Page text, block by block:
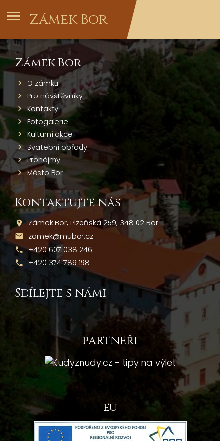
Zámek Bor
Zámek Bor
O zámku
Pro návštěvníky
Kontakty
Fotogalerie
Kulturní akce
Svatební obřady
Pronájmy
Město Bor
Kontaktujte nás
Zámek Bor, Plzeňská 259, 348 02 Bor
zamek@mubor.cz
+420 607 038 246
+420 374 789 198
Sdílejte s námi
partneři
eu